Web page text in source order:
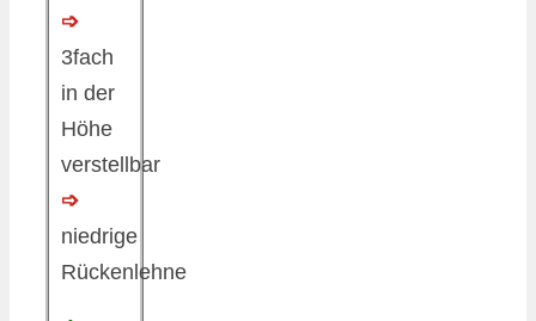
➩
3fach
in der
Höhe
verstellbar
➩
niedrige
Rückenlehne